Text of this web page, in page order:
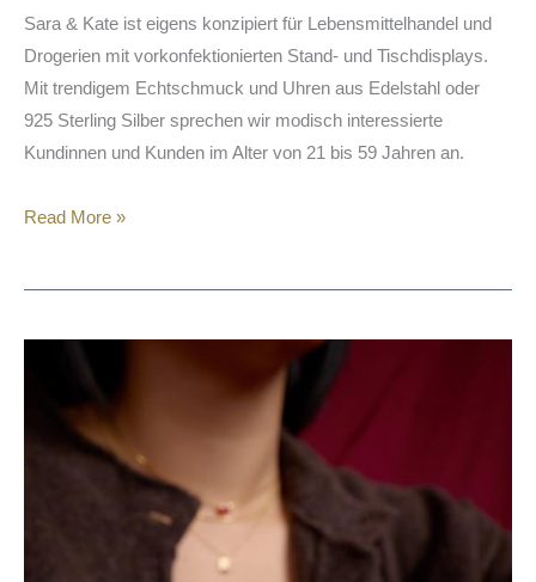
Sara & Kate ist eigens konzipiert für Lebensmittelhandel und
Drogerien mit vorkonfektionierten Stand- und Tischdisplays.
Mit trendigem Echtschmuck und Uhren aus Edelstahl oder
925 Sterling Silber sprechen wir modisch interessierte
Kundinnen und Kunden im Alter von 21 bis 59 Jahren an.
Read More »